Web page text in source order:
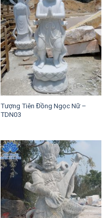
Tượng Tiên Đồng Ngọc Nữ –
TDN03